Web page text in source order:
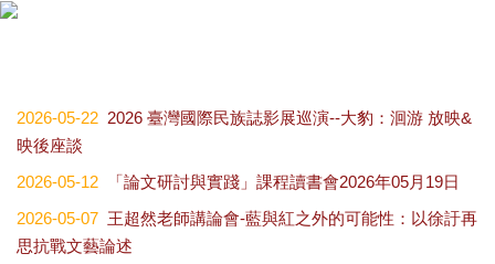
2026-05-22 2026 臺灣國際民族誌影展巡演--大豹：洄游 放映&
映後座談
2026-05-12 「論文研討與實踐」課程讀書會2026年05月19日
2026-05-07 王超然老師講論會-藍與紅之外的可能性：以徐訏再
思抗戰文藝論述